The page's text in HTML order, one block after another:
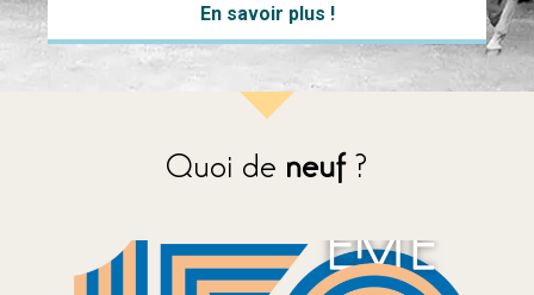
En savoir plus !
Quoi de neuf?